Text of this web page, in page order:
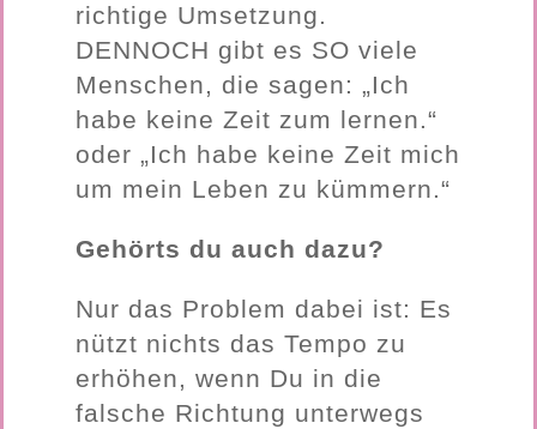
richtige Umsetzung.
DENNOCH gibt es SO viele
Menschen, die sagen: „Ich
habe keine Zeit zum lernen.“
oder „Ich habe keine Zeit mich
um mein Leben zu kümmern.“
Gehörts du auch dazu?
Nur das Problem dabei ist: Es
nützt nichts das Tempo zu
erhöhen, wenn Du in die
falsche Richtung unterwegs